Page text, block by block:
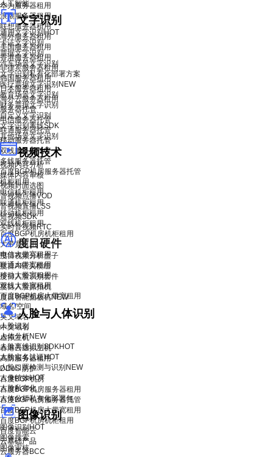
人工智能
文字识别
通用文字识别 HOT
卡证文字识别
票据文字识别
汽车场景文字识别
文字识别私有化部署方案
医疗票据文字识别 NEW
教育场景文字识别
财务票据文字识别
自定义文字识别
文字识别离线SDK
其他场景文字识别
视频技术
视频内容分析
媒体内容审核
视频封面选图
音视频点播VOD
音视频直播LSS
短视频SDK
实时音视频RTC
度目硬件
度目视频分析盒子
度目AI镜头模组
度目人脸识别套件
度目人脸抓拍机
度目智能面板机NEW
人脸与人体识别
人脸识别
人体分析NEW
人脸离线识别SDKHOT
人脸实名认证HOT
人脸口罩检测与识别 NEW
人像特效HOT
人脸私有化
人体分析私有化部署包
图像识别
图像识别HOT
图像搜索
图像审核
华为服务器租用
浪潮服务器租用
联想服务器租用
海外服务器租用
美国服务器租用
香港服务器租用
菲律宾服务器租用
韩国服务器租用
日本服务器租用
海外云服务器租用
服务器托管
电信服务器托管
联通服务器托管
移动服务器托管
双线服务器托管
多线服务器托管
百度BGP机房服务器托管
机柜租用
电信机柜租用
联通机柜租用
移动机柜租用
双线机柜租用
百度BGP机房机柜租用
大带宽租用
电信大带宽租用
联通大带宽租用
移动大带宽租用
双线大带宽租用
百度BGP机房大带宽租用
域名/空间
英文域名
中文域名
虚拟主机
香港云虚拟主机
高防服务器租用
DDoS 防护
百度BGP机房
百度BGP机房服务器租用
百度BGP机房服务器托管
百度BGP机房大带宽租用
百度BGP机房机柜租用
百度智能云
云基础产品
云服务器BCC